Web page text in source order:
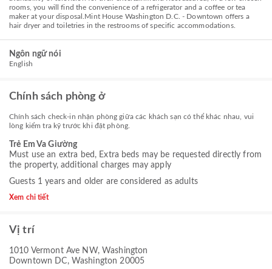
rooms, you will find the convenience of a refrigerator and a coffee or tea
maker at your disposal.Mint House Washington D.C. - Downtown offers a
hair dryer and toiletries in the restrooms of specific accommodations.
Ngôn ngữ nói
English
Chính sách phòng ở
Chính sách check-in nhận phòng giữa các khách sạn có thể khác nhau, vui
lòng kiểm tra kỹ trước khi đặt phòng.
Trẻ Em Va Giường
Must use an extra bed, Extra beds may be requested directly from
the property, additional charges may apply
Guests 1 years and older are considered as adults
Xem chi tiết
Vị trí
1010 Vermont Ave NW, Washington
Downtown DC, Washington 20005